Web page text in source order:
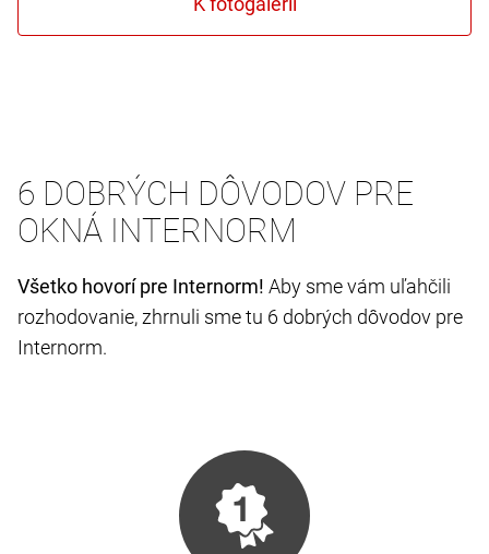
6 DOBRÝCH DÔVODOV PRE
OKNÁ INTERNORM
Všetko hovorí pre Internorm! Aby sme vám uľahčili
rozhodovanie, zhrnuli sme tu 6 dobrých dôvodov pre
Internorm.